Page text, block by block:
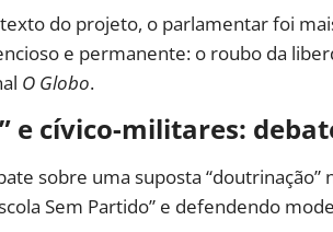
do projeto, o parlamentar foi
e permanente: o roubo da
O Globo.
e cívico-militares:
sobre uma suposta
Sem Partido” e defendendo